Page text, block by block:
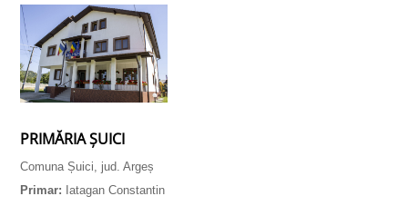
PRIMĂRIA ȘUICI
Comuna Șuici, jud. Argeș
Primar: Iatagan Constantin